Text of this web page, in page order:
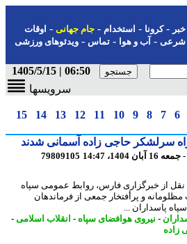
-کرونا-استخدام- جام جهانی-اوقات
-آب و هوا-تماس-ویدئوهای ورزشی
06:50 | 1405/5/15
سرویسها
7
8
9
10
11
12
13
14
15
حاجی زاده آسمانی شدند
79809105
از خبرگزاری فارس، روابط عمومی سپاه
و پرأفتخار جمعی از فرماندهان
...
- نیروی هوافضای سپاه-انقلاب اسلامی-